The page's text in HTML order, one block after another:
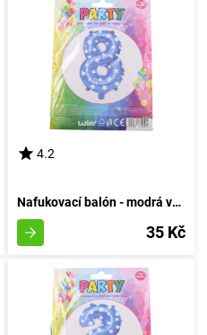
4.2
Nafukovací balón - modrá varianta číslo osm
35 Kč